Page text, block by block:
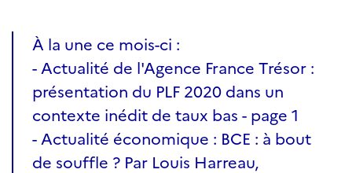
À la une ce mois-ci :
- Actualité de l'Agence France Trésor :
présentation du PLF 2020 dans un
contexte inédit de taux bas - page 1
- Actualité économique : BCE : à bout
de souffle ? Par Louis Harreau,